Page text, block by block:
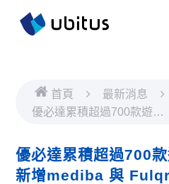
首頁
最新消息
優必達累積超過700款遊戲
與 Fulqrum publishing名下
發布作品
優必達累積超過700
新增mediba 與